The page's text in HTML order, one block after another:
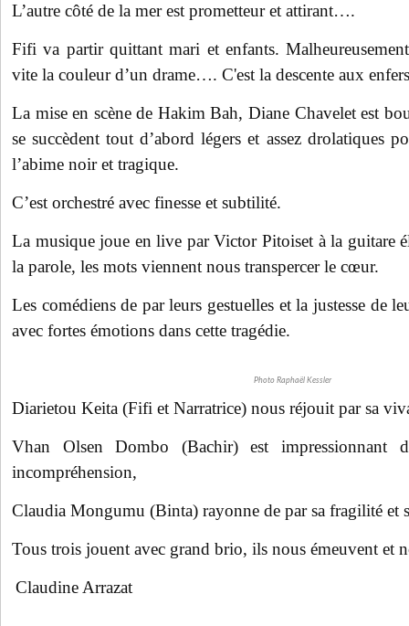
L’autre côté de la mer est prometteur et attirant….
Fifi va partir quittant mari et enfants.
vite la couleur d’un drame…. C'est la descente aux
La mise en scène de Hakim Bah, Diane Chavelet est
se succèdent tout d’abord légers et assez drolatiques
l’abime noir et tragique.
C’est orchestré avec finesse et subtilité.
La musique joue en live par Victor Pitoiset à la guitare
la parole, les mots viennent nous transpercer le cœur.
Les comédiens de par leurs gestuelles et la justesse de
avec fortes émotions dans cette tragédie.
Photo Raphaël Kessler
Diarietou Keita (Fifi et Narratrice) nous réjouit par sa
Vhan Olsen Dombo (Bachir) est impressionnant
incompréhension,
Claudia Mongumu (Binta) rayonne de par sa fragilité et
Tous trois jouent avec grand brio, ils nous émeuvent et
Claudine Arrazat